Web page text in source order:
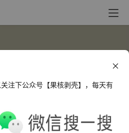
注下公众号【果核剥壳】，每天有